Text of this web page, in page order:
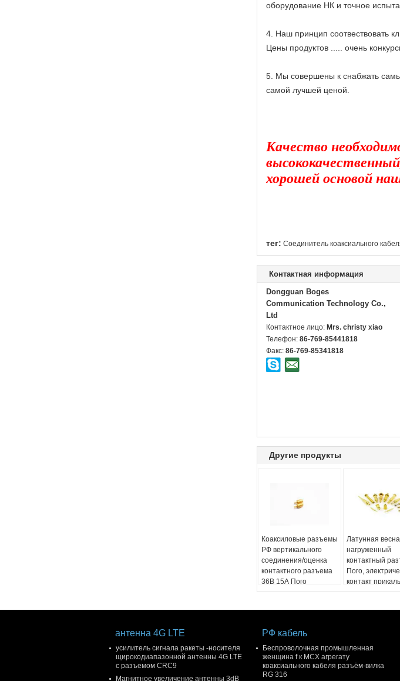
оборудование НК и точное
4. Наш принцип соотвествовать
Цены продуктов ..... очень
5. Мы совершены к снабжать
самой лучшей ценой.
Качество
хорошей основой
тег: Соединитель коаксиального
Контактная информация
Dongguan Boges
Communication Technology Co.,
Ltd
Контактное лицо: Mrs. christy xiao
Телефон: 86-769-85441818
Факс: 86-769-85341818
Другие продукты
Коаксиловые разъемы
РФ вертикального
соединения/оценка
контактного разъема
36В 15А Пого
максимальная
Латунная
нагруженный
контактный
Пого,
контакт
1/3/6мм
антенна 4G LTE
усилитель сигнала ракеты -носителя
щирокодиапазонной антенны 4G LTE
с разъемом CRC9
Магнитное увеличение антенны 3dB
РФ кабель
Беспроволочная промышленная
женщина f к MCX агрегату
коаксиального кабеля разъём-вилка
RG 316